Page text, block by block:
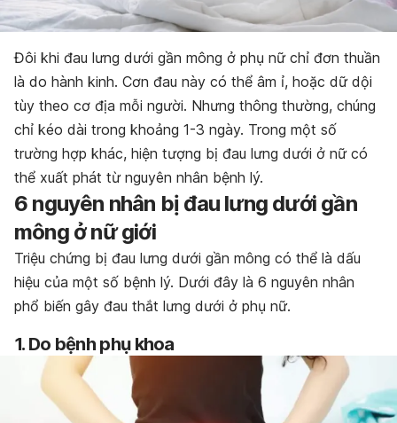
Đôi khi đau lưng dưới gần mông ở phụ nữ chỉ đơn thuần
là do hành kinh. Cơn đau này có thể âm ỉ, hoặc dữ dội
tùy theo cơ địa mỗi người. Nhưng thông thường, chúng
chỉ kéo dài trong khoảng 1-3 ngày. Trong một số
trường hợp khác, hiện tượng bị đau lưng dưới ở nữ có
thể xuất phát từ nguyên nhân bệnh lý.
6 nguyên nhân bị đau lưng dưới gần
mông ở nữ giới
Triệu chứng bị đau lưng dưới gần mông có thể là dấu
hiệu của một số bệnh lý. Dưới đây là 6 nguyên nhân
phổ biến gây đau thắt lưng dưới ở phụ nữ.
1. Do bệnh phụ khoa